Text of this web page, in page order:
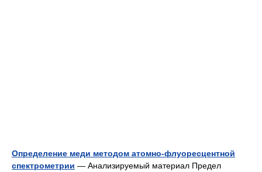
Определение меди методом атомно-флуоресцентной
спектрометрии — Анализируемый материал Предел